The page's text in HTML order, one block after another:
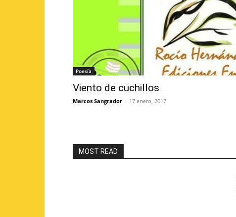
Poesía
Viento de cuchillos
Marcos Sangrador - 17 enero, 2017
MOST READ